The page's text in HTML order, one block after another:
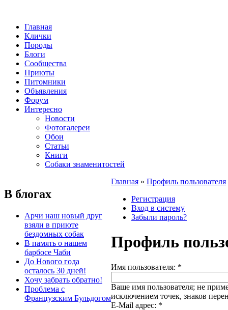
Главная
Клички
Породы
Блоги
Сообщества
Приюты
Питомники
Объявления
Форум
Интересно
Новости
Фотогалереи
Обои
Статьи
Книги
Собаки знаменитостей
В блогах
Арчи наш новый друг
взяли в приюте
бездомных собак
В память о нашем
барбосе Чаби
До Нового года
осталось 30 дней!
Хочу забрать обратно!
Проблема с
Французским Бульдогом
Главная » Профиль пользователя
Регистрация
Вход в систему
Забыли пароль?
Профиль
Имя пользователя: *
Ваше имя пользователя; не
исключением точек, знаков
E-Mail адрес: *